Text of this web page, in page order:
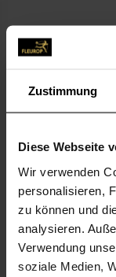
Zustimmung
Diese Webseite
Wir verwenden
personalisieren,
zu können und
analysieren.
Verwendung
soziale Medien,
KONTAKT
Güth, Tilmann,
Kupfertorstr. 32
79206 Breisach
07667-75 05
07667-63 04